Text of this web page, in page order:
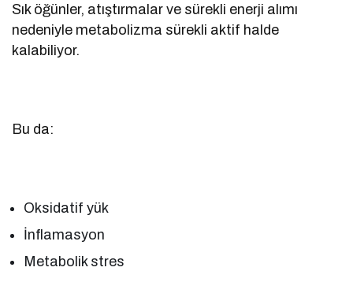
Sık öğünler, atıştırmalar ve sürekli enerji alımı
nedeniyle metabolizma sürekli aktif halde
kalabiliyor.
Bu da:
Oksidatif yük
İnflamasyon
Metabolik stres